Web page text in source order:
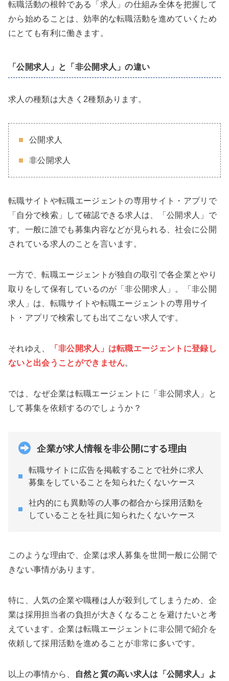
転職活動の根幹である「求人」の仕組み全体を把握して
から始めることは、効率的な転職活動を進めていくため
にとても有利に働きます。
「公開求人」と「非公開求人」の違い
求人の種類は大きく2種類あります。
公開求人
非公開求人
転職サイトや転職エージェントの専用サイト・アプリで
「自分で検索」して確認できる求人は、「公開求人」で
す。一般に誰でも募集内容などが見られる、社会に公開
されている求人のことを言います。
一方で、転職エージェントが独自の取引で各企業とやり
取りをして保有しているのが「非公開求人」。「非公開
求人」は、転職サイトや転職エージェントの専用サイ
ト・アプリで検索しても出てこない求人です。
それゆえ、
「非公開求人」は転職エージェントに登録し
ないと出会うことができません。
では、なぜ企業は転職エージェントに「非公開求人」と
して募集を依頼するのでしょうか？
企業が求人情報を非公開にする理由
転職サイトに広告を掲載することで社外に求人
募集をしていることを知られたくないケース
社内的にも異動等の人事の都合から採用活動を
していることを社員に知られたくないケース
このような理由で、企業は求人募集を世間一般に公開で
きない事情があります。
特に、人気の企業や職種は人が殺到してしまうため、企
業は採用担当者の負担が大きくなることを避けたいと考
えています。企業は転職エージェントに非公開で紹介を
依頼して採用活動を進めることが非常に多いです。
以上の事情から、 自然と質の高い求人は
「公開求人」よ